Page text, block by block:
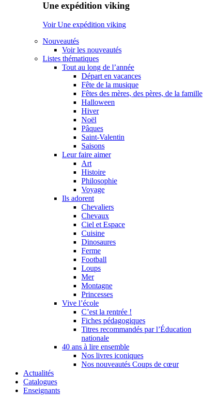
Une expédition viking
Voir Une expédition viking
Nouveautés
Voir les nouveautés
Listes thématiques
Tout au long de l’année
Départ en vacances
Fête de la musique
Fêtes des mères, des pères, de la famille
Halloween
Hiver
Noël
Pâques
Saint-Valentin
Saisons
Leur faire aimer
Art
Histoire
Philosophie
Voyage
Ils adorent
Chevaliers
Chevaux
Ciel et Espace
Cuisine
Dinosaures
Ferme
Football
Loups
Mer
Montagne
Princesses
Vive l’école
C’est la rentrée !
Fiches pédagogiques
Titres recommandés par l’Éducation
nationale
40 ans à lire ensemble
Nos livres iconiques
Nos nouveautés Coups de cœur
Actualités
Catalogues
Enseignants